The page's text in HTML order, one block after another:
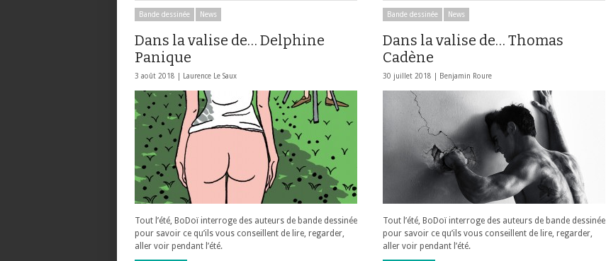
Bande dessinée News
Dans la valise de… Delphine
Panique
3 août 2018 | Laurence Le Saux
Tout l’été, BoDoï interroge des auteurs de bande dessinée
pour savoir ce qu’ils vous conseillent de lire, regarder,
aller voir pendant l’été.
Bande dessinée News
Dans la valise de… Thomas
Cadène
30 juillet 2018 | Benjamin Roure
Tout l’été, BoDoï interroge des auteurs de bande dessinée
pour savoir ce qu’ils vous conseillent de lire, regarder,
aller voir pendant l’été.